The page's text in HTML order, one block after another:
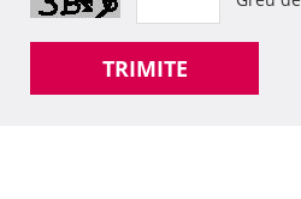
TRIMITE